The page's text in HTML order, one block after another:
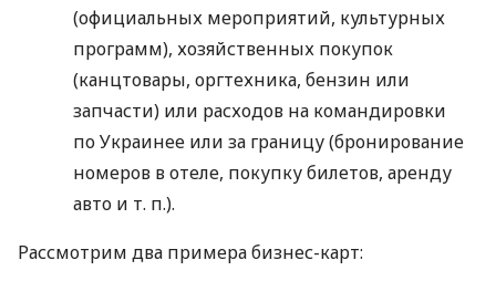
(официальных мероприятий, культурных
программ), хозяйственных покупок
(канцтовары, оргтехника, бензин или
запчасти) или расходов на командировки
по Украинее или за границу (бронирование
номеров в отеле, покупку билетов, аренду
авто и т. п.).
Рассмотрим два примера бизнес-карт: